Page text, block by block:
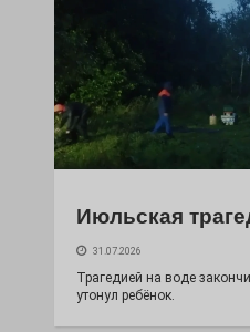
Июльская
31.07.2026
Трагедией на воде
утонул ребёнок.